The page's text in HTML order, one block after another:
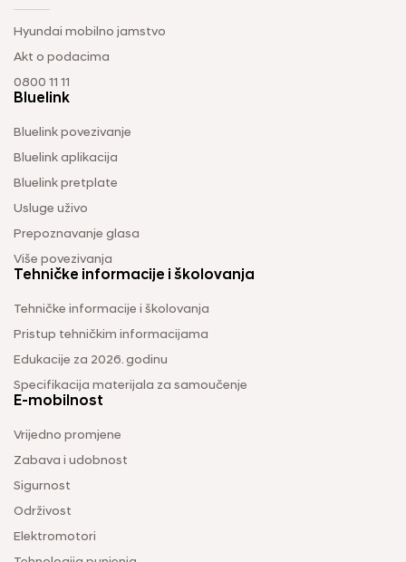
Hyundai mobilno jamstvo
Akt o podacima
0800 11 11
Bluelink
Bluelink povezivanje
Bluelink aplikacija
Bluelink pretplate
Usluge uživo
Prepoznavanje glasa
Više povezivanja
Tehničke informacije i školovanja
Tehničke informacije i školovanja
Pristup tehničkim informacijama
Edukacije za 2026. godinu
Specifikacija materijala za samoučenje
E-mobilnost
Vrijedno promjene
Zabava i udobnost
Sigurnost
Održivost
Elektromotori